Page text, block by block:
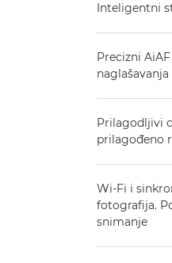
Inteligentni
Precizni
Prilagodljivi
prilagođeno
Wi-Fi i
fotografija.
snimanje